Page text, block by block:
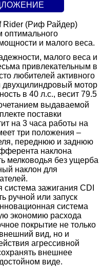
Rider (Риф Райдер)
оптимального
и малого веса.
малого веса и
привлекательным в
любителей активного
двухцилиндровый мотор
в 40 л.с., весит 79.5
выдаваемой
поставки
на 3 часа работы на
три положения –
переднюю и заднюю
наклона
мелководья без ущерба
наклон для
зажигания CDI
ручной или запуск
система
экономию расхода
покрытие не только
вид, но и
агрессивной
внешнее
виде.